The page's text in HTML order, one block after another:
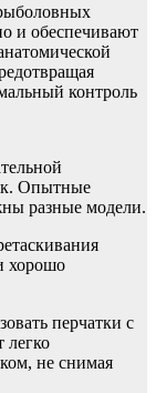
и обеспечивают
контроль
Опытные
разные модели.
хорошо
перчатки с
легко
не снимая